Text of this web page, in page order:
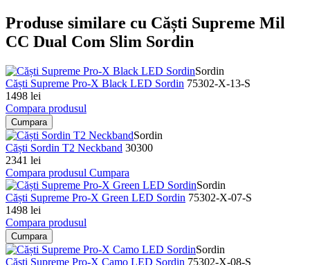
Produse similare cu Căști Supreme Mil
CC Dual Com Slim Sordin
Sordin
Căști Supreme Pro-X Black LED Sordin 75302-X-13-S
1498 lei
Compara produsul
Cumpara
Sordin
Căști Sordin T2 Neckband 30300
2341 lei
Compara produsul Cumpara
Sordin
Căști Supreme Pro-X Green LED Sordin 75302-X-07-S
1498 lei
Compara produsul
Cumpara
Sordin
Căști Supreme Pro-X Camo LED Sordin 75302-X-08-S